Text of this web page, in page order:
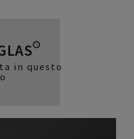
in questo